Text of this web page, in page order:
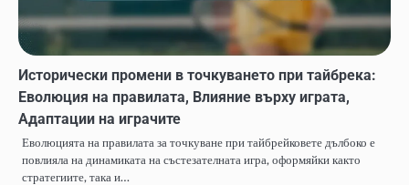
Исторически промени в точкуването при тайбрека:
Еволюция на правилата, Влияние върху играта,
Адаптации на играчите
Еволюцията на правилата за точкуване при тайбрейковете дълбоко е
повлияла на динамиката на състезателната игра, оформяйки както
стратегиите, така и…